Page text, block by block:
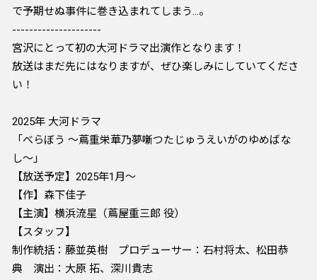
で予期せぬ事件に巻き込まれてしまう…。
---------------------
宮沢にとって初の大河ドラマ出演作となります！
放送はまだ先にはなりますが、ぜひ楽しみにしていてくださ
い！
2025年 大河ドラマ
「べらぼう ～蔦重栄華乃夢噺つたじゅうえいがのゆめばな
し〜」
【放送予定】2025年1月～
【作】森下佳子
【主演】横浜流星（蔦屋重三郎 役）
【スタッフ】
制作統括：藤並英樹 プロデューサー：石村将太、松田恭
典 演出：大原 拓、深川貴志